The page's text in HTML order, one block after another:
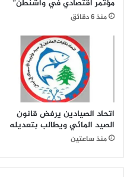
مؤتمر اقتصادي في واشنطن”
منذ 6 دقائق
اتحاد الصيادين يرفض قانون
الصيد المائي ويطالب بتعديله
منذ ساعتين